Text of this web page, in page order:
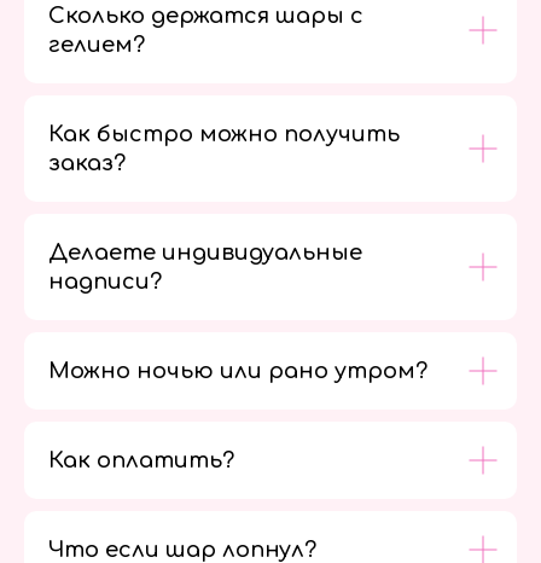
Сколько держатся шары с
гелием?
Как быстро можно получить
заказ?
Делаете индивидуальные
надписи?
Можно ночью или рано утром?
Как оплатить?
Что если шар лопнул?